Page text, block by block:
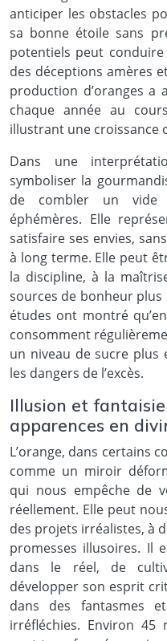
anticiper les obstacles
sa bonne étoile sans
potentiels peut
des déceptions amères
production d’oranges a
chaque année au
illustrant une croissance
Dans une
symboliser la
de combler un vide
éphémères. Elle
satisfaire ses envies,
à long terme. Elle peut
la discipline, à la
sources de bonheur
études ont montré
consomment
un niveau de sucre plus
les dangers de l’excès.
Illusion et fantaisie
apparences en
L’orange, dans certains
comme un miroir
qui nous empêche de
réellement. Elle peut
des projets irréalistes, à
promesses illusoires. Il
dans le réel, de
développer son esprit
dans des fantasmes
irréfléchies. Environ 45